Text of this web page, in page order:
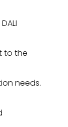
to the
needs.